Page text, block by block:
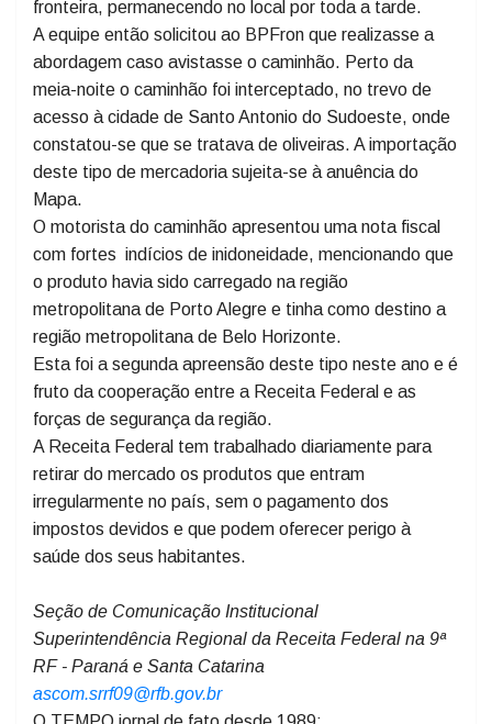
pessoa que estava em uma caminhonete de placas
argentinas. Em acompanhamento, verificou-se que o
veículo adentrou uma pedreira desativada na linha de
fronteira, permanecendo no local por toda a tarde.
A equipe então solicitou ao BPFron que realizasse a
abordagem caso avistasse o caminhão. Perto da
meia-noite o caminhão foi interceptado, no trevo de
acesso à cidade de Santo Antonio do Sudoeste, onde
constatou-se que se tratava de oliveiras. A importação
deste tipo de mercadoria sujeita-se à anuência do
Mapa.
O motorista do caminhão apresentou uma nota fiscal
com fortes indícios de inidoneidade, mencionando que
o produto havia sido carregado na região
metropolitana de Porto Alegre e tinha como destino a
região metropolitana de Belo Horizonte.
Esta foi a segunda apreensão deste tipo neste ano e é
fruto da cooperação entre a Receita Federal e as
forças de segurança da região.
A Receita Federal tem trabalhado diariamente para
retirar do mercado os produtos que entram
impostos devidos e que podem oferecer perigo à
saúde dos seus habitantes.
Seção de Comunicação Institucional